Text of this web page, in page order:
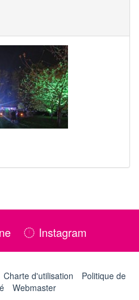
Instagram
Charte d'utilisation
Politique de
Webmaster